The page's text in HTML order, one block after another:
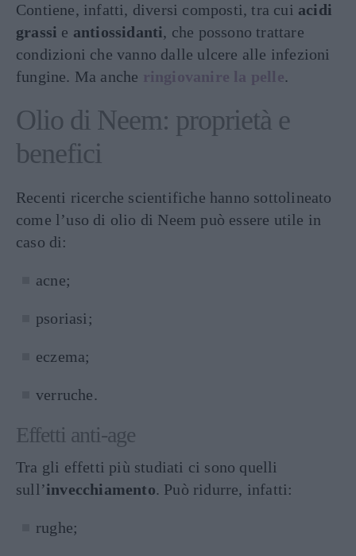
Contiene, infatti, diversi composti, tra cui acidi
grassi e antiossidanti, che possono trattare
condizioni che vanno dalle ulcere alle infezioni
fungine. Ma anche ringiovanire la pelle.
Olio di Neem: proprietà e
benefici
Recenti ricerche scientifiche hanno sottolineato
come l’uso di olio di Neem può essere utile in
caso di:
acne;
psoriasi;
eczema;
verruche.
Effetti anti-age
Tra gli effetti più studiati ci sono quelli
sull’invecchiamento. Può ridurre, infatti:
rughe;